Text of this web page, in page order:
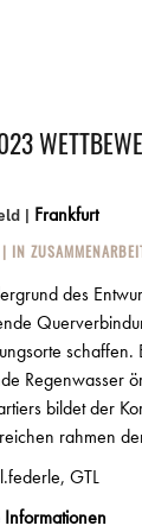
| Frankfurt
IN
des
schaffen.
Regenwasser
bildet der
rahmen
GTL